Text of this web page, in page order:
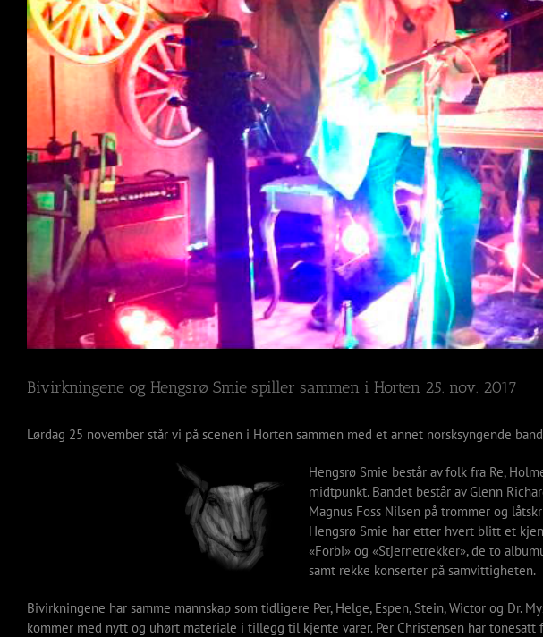
Bivirkningene og Hengsrø Smie spiller sammen i Horten 25. nov. 2017
Lørdag 25 november står vi på scenen i Horten sammen med et annet norsksyngende
Hengsrø Smie består av folk fra Re,
midtpunkt. Bandet består av Glenn
Magnus Foss Nilsen på trommer og
Hengsrø Smie har etter hvert blitt et
«Forbi» og «Stjernetrekker», de to
samt rekke konserter på samvittigheten.
Bivirkningene har samme mannskap som tidligere Per, Helge, Espen, Stein, Wictor og Dr.
kommer med nytt og uhørt materiale i tillegg til kjente varer. Per Christensen har